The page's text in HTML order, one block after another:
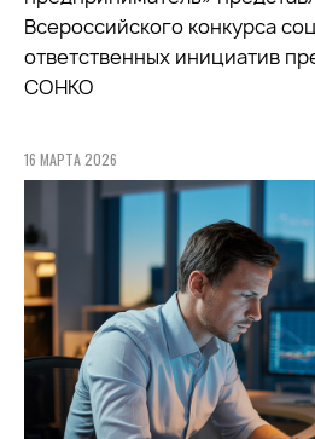
Всероссийского конкурса
ответственных инициатив
СОНКО
16 МАРТА 2026